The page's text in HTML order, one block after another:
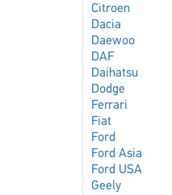
Citroen
Dacia
Daewoo
DAF
Daihatsu
Dodge
Ferrari
Fiat
Ford
Ford Asia
Ford USA
Geely